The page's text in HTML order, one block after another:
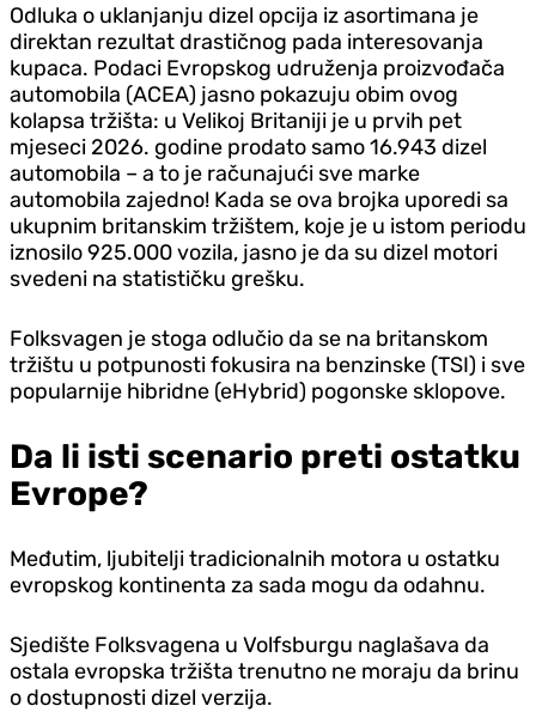
Odluka o uklanjanju dizel opcija iz asortimana je
direktan rezultat drastičnog pada interesovanja
kupaca. Podaci Evropskog udruženja proizvođača
automobila (ACEA) jasno pokazuju obim ovog
kolapsa tržišta: u Velikoj Britaniji je u prvih pet
mjeseci 2026. godine prodato samo 16.943 dizel
automobila – a to je računajući sve marke
automobila zajedno! Kada se ova brojka uporedi sa
ukupnim britanskim tržištem, koje je u istom periodu
iznosilo 925.000 vozila, jasno je da su dizel motori
svedeni na statističku grešku.
Folksvagen je stoga odlučio da se na britanskom
tržištu u potpunosti fokusira na benzinske (TSI) i sve
popularnije hibridne (eHybrid) pogonske sklopove.
Da li isti scenario preti ostatku
Evrope?
Međutim, ljubitelji tradicionalnih motora u ostatku
evropskog kontinenta za sada mogu da odahnu.
Sjedište Folksvagena u Volfsburgu naglašava da
ostala evropska tržišta trenutno ne moraju da brinu
o dostupnosti dizel verzija.